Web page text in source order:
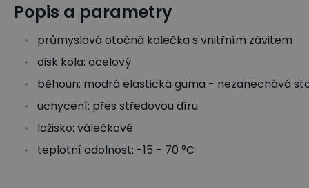
Popis a parametry
průmyslová otočná kolečka s vnitřním závitem
disk kola: ocelový
běhoun: modrá elastická guma - nezanechává
uchycení: přes středovou díru
ložisko: válečkové
teplotní odolnost: -15 - 70 °C